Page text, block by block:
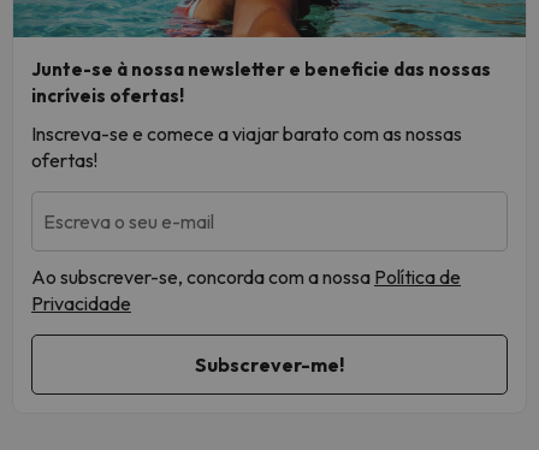
Junte-se à nossa newsletter e beneficie das nossas
incríveis ofertas!
Inscreva-se e comece a viajar barato com as nossas
ofertas!
Escreva o seu e-mail
Ao subscrever-se, concorda com a nossa Política de
Privacidade